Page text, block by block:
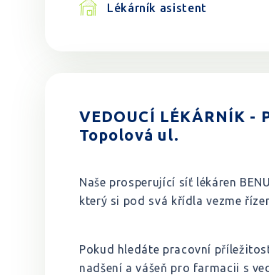
Lékárník asistent
VEDOUCÍ LÉKÁRNÍK -
Topolová ul.
Naše prosperující síť lékáren
který si pod svá křídla vezme
Pokud hledáte pracovní
nadšení a vášeň pro farmacii s